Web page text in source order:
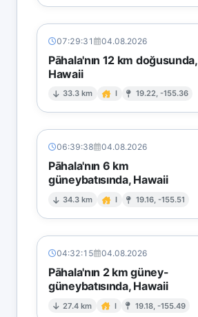
07:29:31 04.08.2026
Pāhala'nın 12 km doğusunda,
Hawaii
33.3 km I 19.22, -155.36
06:39:38 04.08.2026
Pāhala'nın 6 km
güneybatısında, Hawaii
34.3 km I 19.16, -155.51
04:32:15 04.08.2026
Pāhala'nın 2 km güney-
güneybatısında, Hawaii
27.4 km I 19.18, -155.49